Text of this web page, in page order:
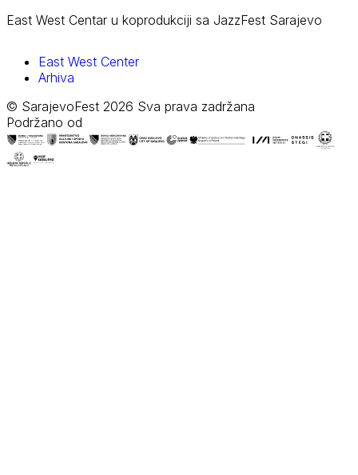
East West Centar u koprodukciji sa JazzFest Sarajevo
East West Center
Arhiva
© SarajevoFest 2026 Sva prava zadržana
Podržano od